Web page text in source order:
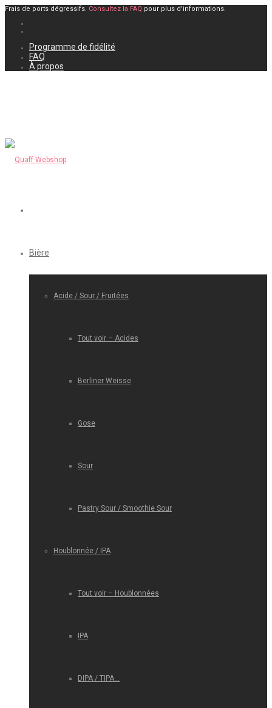
Frais de ports dégressifs. Consultez la FAQ pour plus d'informations.
Programme de fidélité
FAQ
À propos
Bière
Acide / Sour / Fruitées
Tout voir – Acides
Berliner Weisse
Gose
Sour
Pastry Sour / Smoothie Sour
Houblonnée / IPA
Tout voir – Houblonnées
IPA
DIPA / TIPA…